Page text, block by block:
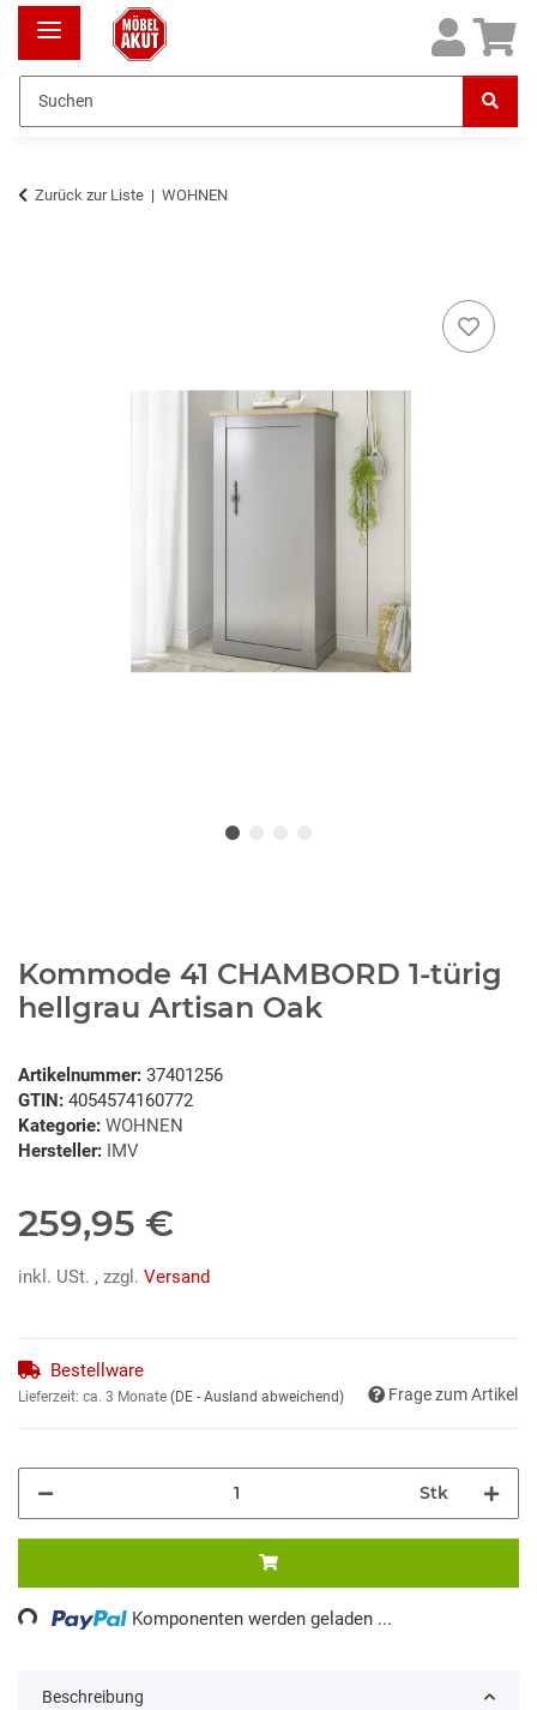
Zurück zur Liste WOHNEN
Kommode 41 CHAMBORD 1-türig
hellgrau Artisan Oak
Artikelnummer: 37401256
GTIN: 4054574160772
Kategorie: WOHNEN
Hersteller: IMV
259,95 €
inkl. USt. , zzgl. Versand
Bestellware
Lieferzeit: ca. 3 Monate (DE - Ausland abweichend) Frage zum Artikel
Stk
Komponenten werden geladen ...
Beschreibung